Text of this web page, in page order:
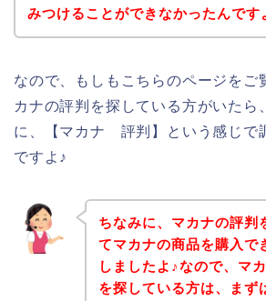
みつけることができなかったんです
なので、もしもこちらのページをご
カナの評判を探している方がいたら
に、【マカナ 評判】という感じで
ですよ♪
ちなみに、マカナの評判
てマカナの商品を購入で
しましたよ♪なので、マ
を探している方は、まず